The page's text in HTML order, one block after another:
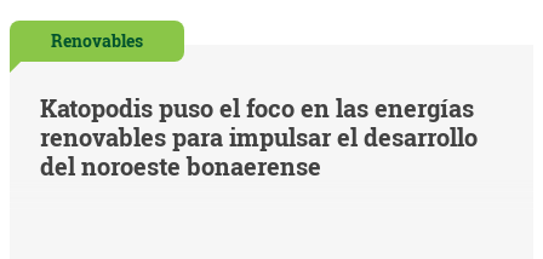
Renovables
Katopodis puso el foco en las energías
renovables para impulsar el desarrollo
del noroeste bonaerense